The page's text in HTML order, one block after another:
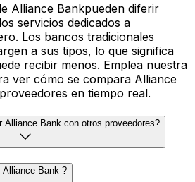
Alliance Bankpueden diferir
servicios dedicados a
Los bancos tradicionales
a sus tipos, lo que significa
recibir menos. Emplea nuestra
ver cómo se compara Alliance
en tiempo real.
Alliance Bank con otros proveedores?
Bank ?